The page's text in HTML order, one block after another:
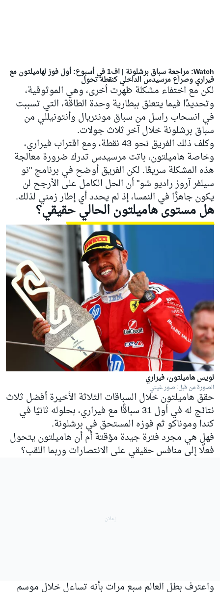
Watch: مراجعة سباق برشلونة | اف1 في أسبوع: أول فوز لهاميلتون مع
فيراري وصراع مرسيدس الداخلي كنقطة تحول
لكن مع اختفاء مشكلة ظهرت أخرى، وهي الموثوقية،
وتحديدًا فيما يتعلق ببطارية وحدة الطاقة، التي تسببت
في انسحاب راسل من سباق مونتريال وأنتونيللي من
سباق برشلونة خلال آخر ثلاث جولات.
وكلف ذلك الفريق نحو 43 نقطة، ومع اقتراب فيراري،
وخاصة هاميلتون، باتت مرسيدس تدرك ضرورة معالجة
هذه المشكلة سريعًا. لكن الفريق أوضح في برنامج "نو
سيلفر آروز راديو شو" أن الحل الكامل على الأرجح لن
يكون جاهزًا في النمسا، إذ لم يحدد أي إطار زمني لذلك.
هل مستوى هاميلتون الحالي حقيقي؟
لويس هاميلتون، فيراري
الصورة من قبل: صور غيتي
حقق هاميلتون خلال السباقات الثلاثة الأخيرة أفضل ثلاث
نتائج له في أول 31 سباقًا مع فيراري، بحلوله ثانيًا في
كندا وموناكو ثم فوزه المستحق في برشلونة.
فهل هي مجرد فترة جيدة مؤقتة أم أن هاميلتون يتحول
فعلًا إلى منافس حقيقي على الانتصارات وربما اللقب؟
واعترف بطل العالم سبع مرات بأنه تساءل خلال موسم